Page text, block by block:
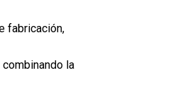
fabricación,
la